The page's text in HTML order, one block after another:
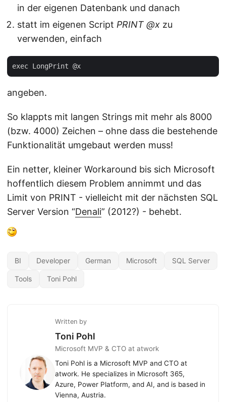
in der eigenen Datenbank und danach
statt im eigenen Script PRINT @x zu
verwenden, einfach
angeben.
So klappts mit langen Strings mit mehr als 8000
(bzw. 4000) Zeichen – ohne dass die bestehende
Funktionalität umgebaut werden muss!
Ein netter, kleiner Workaround bis sich Microsoft
hoffentlich diesem Problem annimmt und das
Limit von PRINT - vielleicht mit der nächsten SQL
Server Version “Denali” (2012?) - behebt.
BI Developer German Microsoft SQL Server
Tools Toni Pohl
Written by
Toni Pohl
Microsoft MVP & CTO at atwork
Toni Pohl is a Microsoft MVP and CTO at
atwork. He specializes in Microsoft 365,
Azure, Power Platform, and AI, and is based in
Vienna, Austria.